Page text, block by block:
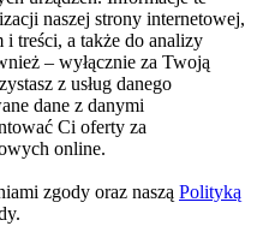
naszej strony internetowej,
treści, a także do analizy
– wyłącznie za Twoją
z usług danego
dane z danymi
Ci oferty za
online.
zgody oraz naszą Polityką